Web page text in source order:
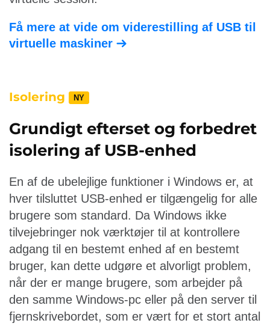
Få mere at vide om viderestilling af USB til
virtuelle maskiner
Isolering NY
Grundigt efterset og forbedret
isolering af USB-enhed
En af de ubelejlige funktioner i Windows er, at
hver tilsluttet USB-enhed er tilgængelig for alle
brugere som standard. Da Windows ikke
tilvejebringer nok værktøjer til at kontrollere
adgang til en bestemt enhed af en bestemt
bruger, kan dette udgøre et alvorligt problem,
når der er mange brugere, som arbejder på
den samme Windows-pc eller på den server til
fjernskrivebordet, som er vært for et stort antal